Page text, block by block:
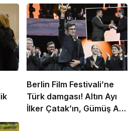
Berlin Film Festivali’ne
Türk damgası! Altın Ayı
İlker Çatak’ın, Gümüş Ayı